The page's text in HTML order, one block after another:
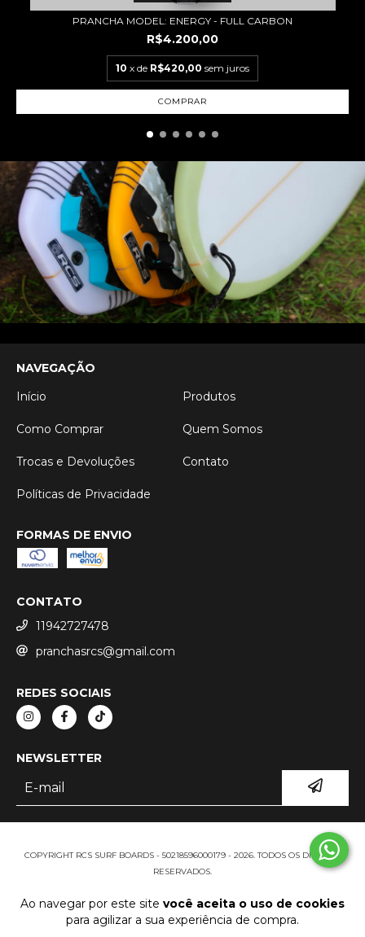
Ao navegar por este site você aceita o uso de cookies
para agilizar a sua experiência de compra.
PRANCHA MODEL: ENERGY - FULL CARBON
R$4.200,00
10 x de R$420,00 sem juros
COMPRAR
NAVEGAÇÃO
Início
Produtos
Como Comprar Quem Somos
Trocas e Devoluções Contato
Políticas de Privacidade
FORMAS DE ENVIO
CONTATO
11942727478
pranchasrcs@gmail.com
REDES SOCIAIS
NEWSLETTER
COPYRIGHT RCS SURF BOARDS - 50218596000179 - 2026. TODOS OS DIREITOS
RESERVADOS.